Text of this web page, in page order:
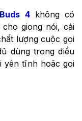
4không có
giọng nói, cải
lượng cuộc gọi
dùng trong điều
yên tĩnh hoặc gọi